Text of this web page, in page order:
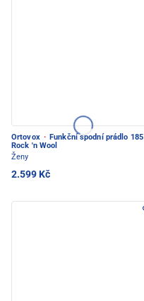
Ortovox · Funkční spodní prádlo 185
Rock 'n Wool
Ženy
2.599 Kč